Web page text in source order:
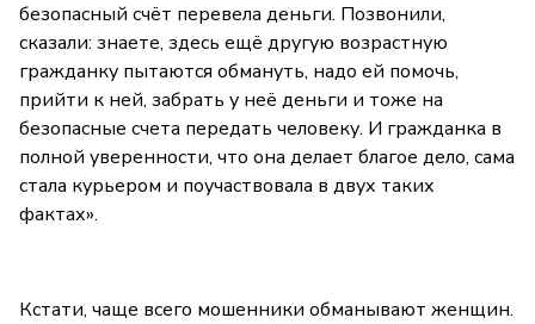
безопасный счёт перевела деньги. Позвонили,
сказали: знаете, здесь ещё другую возрастную
гражданку пытаются обмануть, надо ей помочь,
прийти к ней, забрать у неё деньги и тоже на
безопасные счета передать человеку. И гражданка в
полной уверенности, что она делает благое дело, сама
стала курьером и поучаствовала в двух таких
фактах».
Кстати, чаще всего мошенники обманывают женщин.